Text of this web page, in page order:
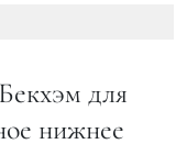
для
нижнее